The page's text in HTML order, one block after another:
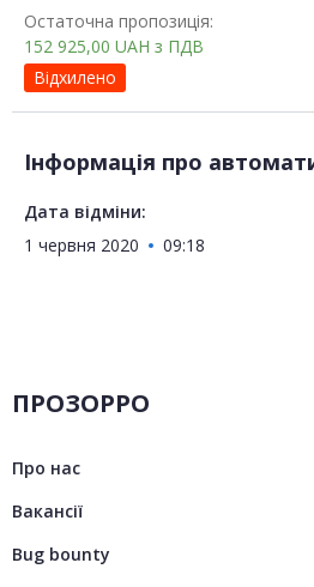
Остаточна пропозиція:
152 925,00 UAH з ПДВ
Відхилено
Інформація про
Дата відміни:
1 червня 2020
09:18
ПРОЗОРРО
Про нас
Вакансії
Bug bounty